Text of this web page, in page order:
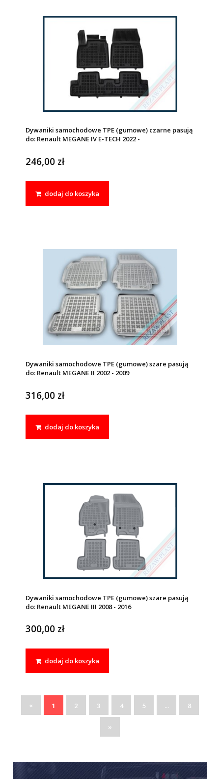
Dywaniki samochodowe TPE (gumowe) czarne pasują
do: Renault MEGANE IV E-TECH 2022 -
246,00 zł
dodaj do koszyka
Dywaniki samochodowe TPE (gumowe) szare pasują
do: Renault MEGANE II 2002 - 2009
316,00 zł
dodaj do koszyka
Dywaniki samochodowe TPE (gumowe) szare pasują
do: Renault MEGANE III 2008 - 2016
300,00 zł
dodaj do koszyka
« 1 2 3 4 5 ... 8
»